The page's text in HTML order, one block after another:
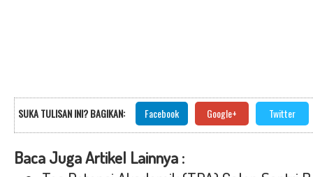
SUKA TULISAN INI? BAGIKAN: Facebook Google+ Twitter
Baca Juga Artikel Lainnya :